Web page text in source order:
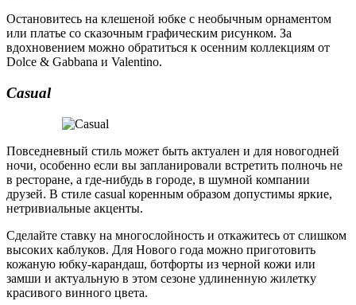
Остановитесь на клешеной юбке с необычным орнаментом
или платье со сказочным графическим рисунком. За
вдохновением можно обратиться к осенним коллекциям от
Dolce & Gabbana и Valentino.
Casual
Повседневный стиль может быть актуален и для новогодней
ночи, особенно если вы запланировали встретить полночь не
в ресторане, а где-нибудь в городе, в шумной компании
друзей. В стиле casual коренным образом допустимы яркие,
нетривиальные акценты.
Сделайте ставку на многослойность и откажитесь от слишком
высоких каблуков. Для Нового года можно приготовить
кожаную юбку-карандаш, ботфорты из черной кожи или
замши и актуальную в этом сезоне удлиненную жилетку
красивого винного цвета.